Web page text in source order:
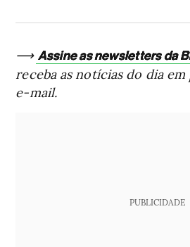
⟶ Assine as newsletters da
receba as notícias do dia
e-mail.
PUBLICIDADE